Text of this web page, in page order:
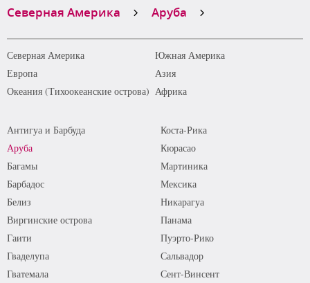
Северная Америка
Аруба
Северная Америка
Южная Америка
Европа
Азия
Океания (Тихоокеанские острова) Африка
Антигуа и Барбуда
Аруба
Багамы
Барбадос
Белиз
Виргинские острова
Гаити
Гваделупа
Гватемала
Коста-Рика
Кюрасао
Мартиника
Мексика
Никарагуа
Панама
Пуэрто-Рико
Сальвадор
Сент-Винсент